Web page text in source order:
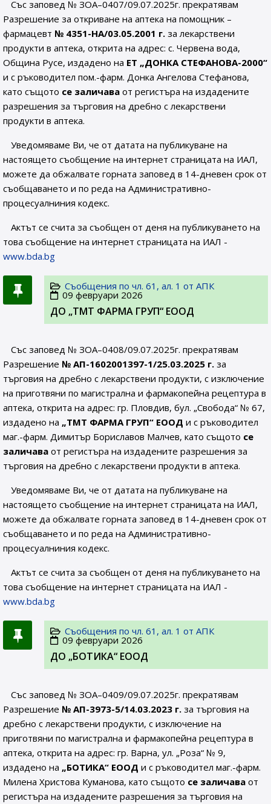
Със заповед № ЗОА–0407/09.07.2025г. прекратявам
Разрешение за откриване на аптека на помощник –
фармацевт № 4351-НА/03.05.2001 г. за лекарствени
продукти в аптека, открита на адрес: с. Червена вода,
Община Русе, издадено на ЕТ „ДОНКА СТЕФАНОВА-2000“
и с ръководител пом.-фарм. Донка Ангелова Стефанова,
като същото се заличава от регистъра на издадените
разрешения за търговия на дребно с лекарствени
продукти в аптека.
Уведомяваме Ви, че от датата на публикуване на
настоящето съобщение на интернет страницата на ИАЛ,
можете да обжалвате горната заповед в 14-дневен срок от
съобщаването и по реда на Административно-
процесуалниния кодекс.
Актът се счита за съобщен от деня на публикуването на
това съобщение на интернет страницата на ИАЛ -
www.bda.bg
Съобщения по чл. 61, ал. 1 от АПК
09 февруари 2026
ДО „ТМТ ФАРМА ГРУП“ ЕООД
Със заповед № ЗОА–0408/09.07.2025г. прекратявам
Разрешение № АП-1602001397-1/25.03.2025 г. за
търговия на дребно с лекарствени продукти, с изключение
на приготвяни по магистрална и фармакопейна рецептура в
аптека, открита на адрес: гр. Пловдив, бул. „Свобода“ № 67,
издадено на „ТМТ ФАРМА ГРУП“ ЕООД и с ръководител
маг.-фарм. Димитър Бориславов Малчев, като същото се
заличава от регистъра на издадените разрешения за
търговия на дребно с лекарствени продукти в аптека.
Уведомяваме Ви, че от датата на публикуване на
настоящето съобщение на интернет страницата на ИАЛ,
можете да обжалвате горната заповед в 14-дневен срок от
съобщаването и по реда на Административно-
процесуалниния кодекс.
Актът се счита за съобщен от деня на публикуването на
това съобщение на интернет страницата на ИАЛ -
www.bda.bg
Съобщения по чл. 61, ал. 1 от АПК
09 февруари 2026
ДО „БОТИКА“ ЕООД
Със заповед № ЗОА–0409/09.07.2025г. прекратявам
Разрешение № АП-3973-5/14.03.2023 г. за търговия на
дребно с лекарствени продукти, с изключение на
приготвяни по магистрална и фармакопейна рецептура в
аптека, открита на адрес: гр. Варна, ул. „Роза“ № 9,
издадено на „БОТИКА“ ЕООД и с ръководител маг.-фарм.
Милена Христова Куманова, като същото се заличава от
регистъра на издадените разрешения за търговия на